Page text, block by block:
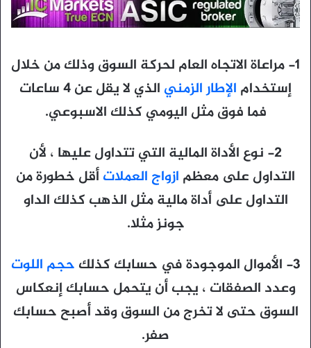
1- مراعاة الاتجاه العام لحركة السوق وذلك من خلال
إستخدام الإطار الزمني
الذي لا يقل عن 4 ساعات
فما فوق مثل اليومي كذلك الاسبوعي.
2- نوع الأداة المالية التي تتداول عليها ، لأن
التداول على معظم ازواج العملاتأقل خطورة من
التداول على أداة مالية مثل الذهب كذلك الداو
جونز مثلا.
3- الأموال الموجودة في حسابك كذلك
حجم اللوت
وعدد الصفقات ، يجب أن يتحمل حسابك إنعكاس
السوق حتى لا تخرج من السوق وقد أصبح حسابك
صفر.